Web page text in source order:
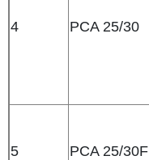
4 PCA 25/30
5 PCA 25/30F